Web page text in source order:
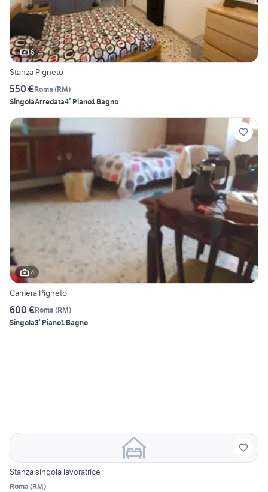
6
Stanza Pigneto
550 €Roma (RM)
SingolaArredata4° Piano1 Bagno
4
Camera Pigneto
600 €Roma (RM)
Singola3° Piano1 Bagno
Stanza singola lavoratrice
Roma (RM)